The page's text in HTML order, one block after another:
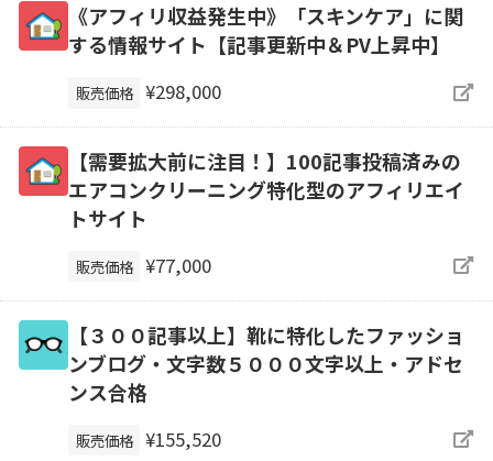
《アフィリ収益発生中》「スキンケア」に関
する情報サイト【記事更新中＆PV上昇中】
販売価格 ¥298,000
【需要拡大前に注目！】100記事投稿済みの
エアコンクリーニング特化型のアフィリエイ
トサイト
販売価格 ¥77,000
【３００記事以上】靴に特化したファッショ
ンブログ・文字数５０００文字以上・アドセ
ンス合格
販売価格 ¥155,520